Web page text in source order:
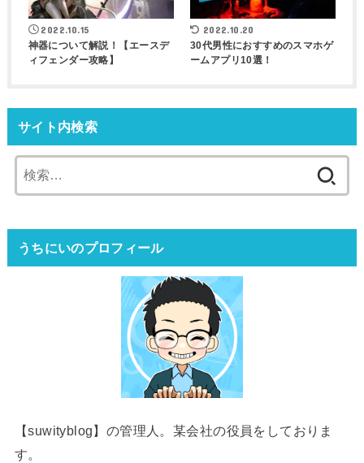
2022.10.15
神器について解説！【エースデ
ィフェンダー攻略】
2022.10.20
30代男性におすすめのスマホゲ
ームアプリ10選！
サイト内検索
索:
うちにいのプロフィール
【suwityblog】の管理人。某会社の役員をしておりま
す。